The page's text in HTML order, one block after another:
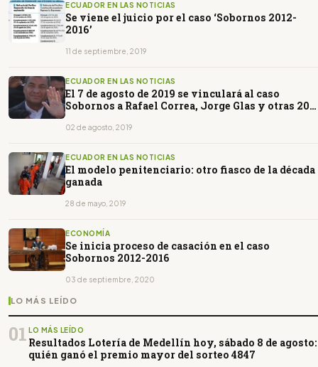
ECUADOR EN LAS NOTICIAS
Se viene el juicio por el caso ‘Sobornos 2012-
2016’
11 de septiembre, 2019
ECUADOR EN LAS NOTICIAS
El 7 de agosto de 2019 se vinculará al caso
Sobornos a Rafael Correa, Jorge Glas y otras 20
02 de agosto, 2019
ECUADOR EN LAS NOTICIAS
El modelo penitenciario: otro fiasco de la década
ganada
28 de mayo, 2019
ECONOMÍA
Se inicia proceso de casación en el caso
Sobornos 2012-2016
03 de septiembre, 2020
LO MÁS LEÍDO
01 LO MÁS LEÍDO
Resultados Lotería de Medellín hoy, sábado 8 de agosto:
quién ganó el premio mayor del sorteo 4847